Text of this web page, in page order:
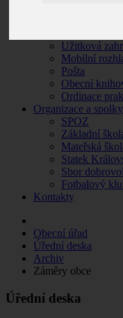
Užitková
Mobilní
Pošta
Obecní
Ordinace
Organizace a spolky
SPOZ
Základní
Mateřská
Statek
Sbor
Fotbalový
Kontakty
Obecní úřad
Úřední deska
Archiv
Záměry obce
Úřední deska